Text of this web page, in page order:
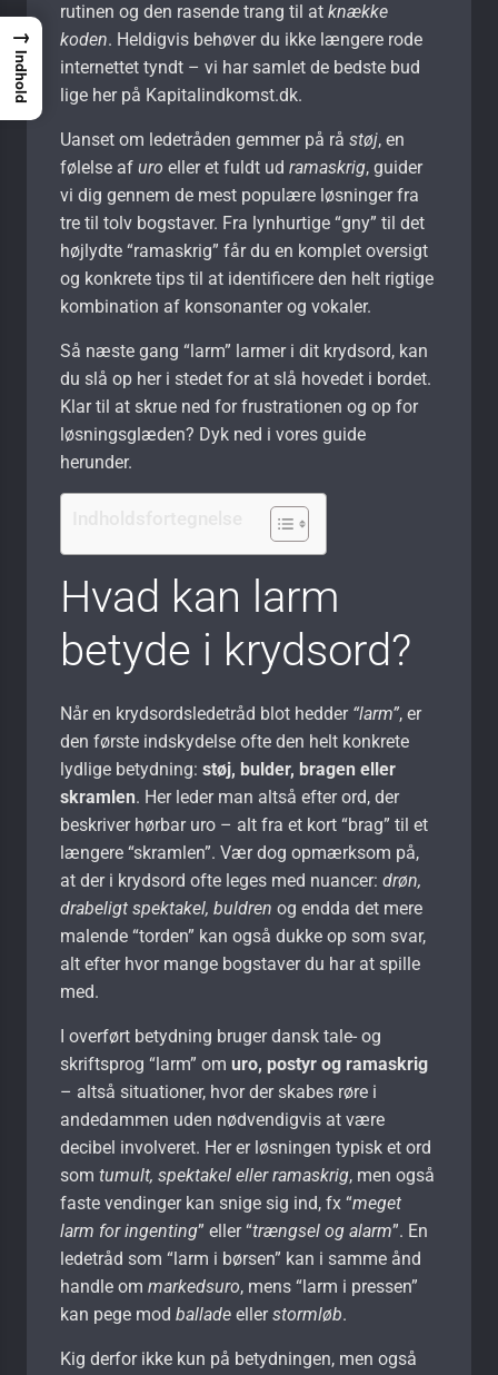
rutinen og den rasende trang til at knække
koden. Heldigvis behøver du ikke længere rode
internettet tyndt – vi har samlet de bedste bud
lige her på Kapitalindkomst.dk.
Uanset om ledetråden gemmer på rå støj, en
følelse af uro eller et fuldt ud ramaskrig, guider
vi dig gennem de mest populære løsninger fra
tre til tolv bogstaver. Fra lynhurtige “gny” til det
højlydte “ramaskrig” får du en komplet oversigt
og konkrete tips til at identificere den helt rigtige
kombination af konsonanter og vokaler.
Så næste gang “larm” larmer i dit krydsord, kan
du slå op her i stedet for at slå hovedet i bordet.
Klar til at skrue ned for frustrationen og op for
løsningsglæden? Dyk ned i vores guide
herunder.
Hvad kan larm
betyde i krydsord?
Når en krydsordsledetråd blot hedder “larm”, er
den første indskydelse ofte den helt konkrete
lydlige betydning: støj, bulder, bragen eller
skramlen. Her leder man altså efter ord, der
beskriver hørbar uro – alt fra et kort “brag” til et
længere “skramlen”. Vær dog opmærksom på,
at der i krydsord ofte leges med nuancer: drøn,
drabeligt spektakel, buldren og endda det mere
malende “torden” kan også dukke op som svar,
alt efter hvor mange bogstaver du har at spille
med.
I overført betydning bruger dansk tale- og
skriftsprog “larm” om uro, postyr og ramaskrig
– altså situationer, hvor der skabes røre i
andedammen uden nødvendigvis at være
decibel involveret. Her er løsningen typisk et ord
som tumult, spektakel eller ramaskrig, men også
faste vendinger kan snige sig ind, fx “meget
larm for ingenting” eller “trængsel og alarm”. En
ledetråd som “larm i børsen” kan i samme ånd
handle om markedsuro, mens “larm i pressen”
kan pege mod ballade ellerstormløb.
Kig derfor ikke kun på betydningen, men også
→
Indhold